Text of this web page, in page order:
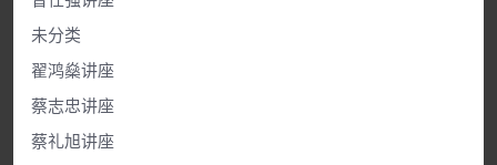
未分类
翟鸿燊讲座
蔡志忠讲座
蔡礼旭讲座